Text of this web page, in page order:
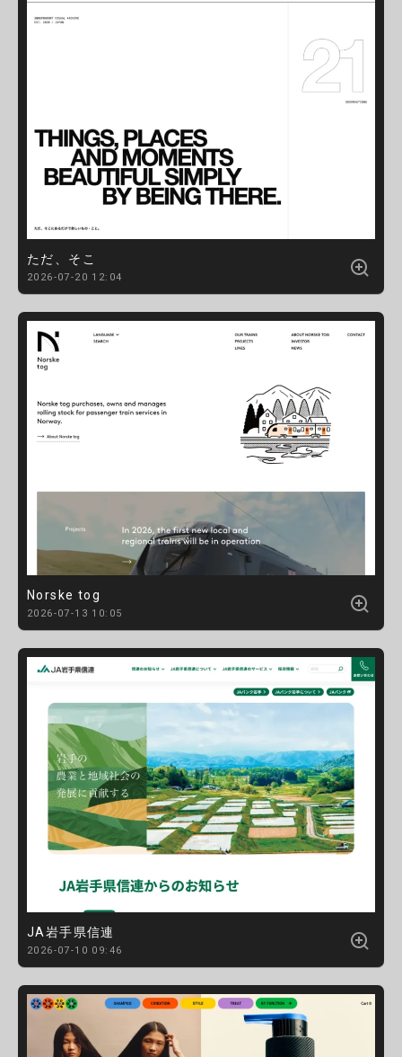
ただ、そこ
2026-07-20 12:04
Norske tog
2026-07-13 10:05
JA岩手県信連
2026-07-10 09:46